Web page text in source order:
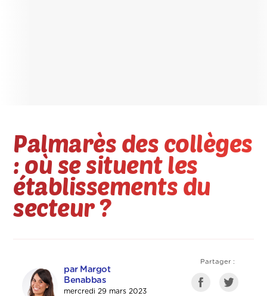
Palmarès des collèges
: où se situent les
établissements du
secteur ?
par Margot
Benabbas
mercredi 29 mars 2023
Partager :